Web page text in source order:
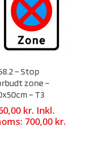
– Stop
zone –
– T3
kr. Inkl.
700,00 kr.